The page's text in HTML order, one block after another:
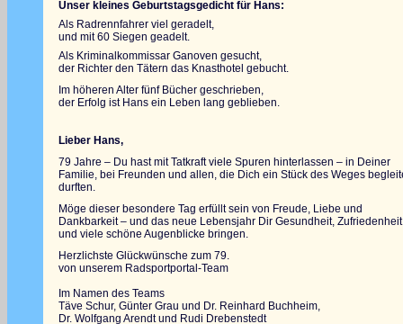
Unser kleines Geburtstagsgedicht für Hans:
Als Radrennfahrer viel geradelt,
und mit 60 Siegen geadelt.
Als Kriminalkommissar Ganoven gesucht,
der Richter den Tätern das Knasthotel gebucht.
Im höheren Alter fünf Bücher geschrieben,
der Erfolg ist Hans ein Leben lang geblieben.
Lieber Hans,
79 Jahre – Du hast mit Tatkraft viele Spuren hinterlassen – in Deiner
Familie, bei Freunden und allen, die Dich ein Stück des Weges
durften.
Möge dieser besondere Tag erfüllt sein von Freude, Liebe und
Dankbarkeit – und das neue Lebensjahr Dir Gesundheit, Zufriedenheit
und viele schöne Augenblicke bringen.
Herzlichste Glückwünsche zum 79.
von unserem Radsportportal-Team
Im Namen des Teams
Täve Schur, Günter Grau und Dr. Reinhard Buchheim,
Dr. Wolfgang Arendt und Rudi Drebenstedt